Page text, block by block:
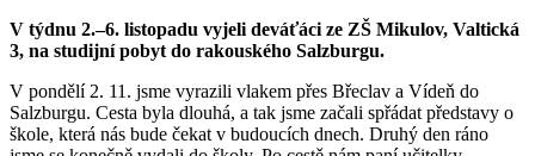
V týdnu 2.–6. listopadu vyjeli deváťáci ze ZŠ Mikulov, Valtická
3, na studijní pobyt do rakouského Salzburgu.
V pondělí 2. 11. jsme vyrazili vlakem přes Břeclav a Vídeň do
Salzburgu. Cesta byla dlouhá, a tak jsme začali spřádat představy o
škole, která nás bude čekat v budoucích dnech. Druhý den ráno